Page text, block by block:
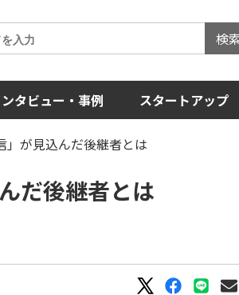
検
タビュー・事例 スタートアップ
」が見込んだ後継者とは
だ後継者とは